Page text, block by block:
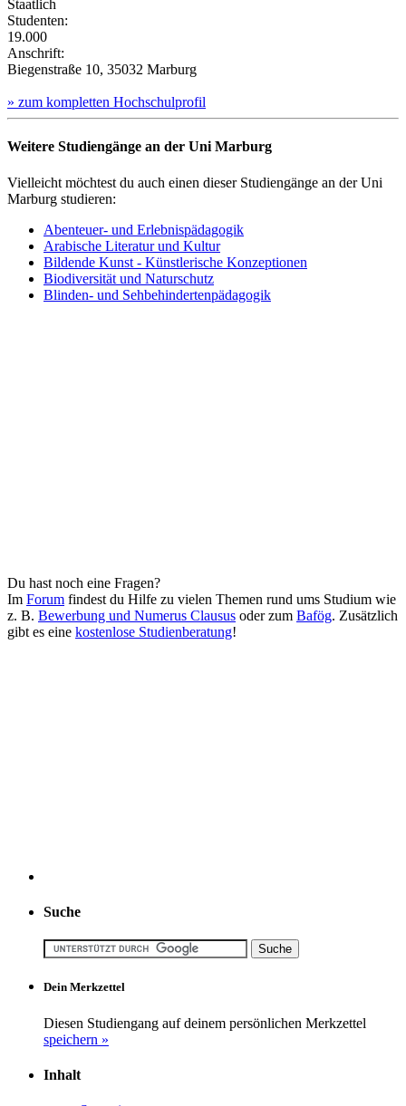
Staatlich
Studenten:
19.000
Anschrift:
Biegenstraße 10, 35032 Marburg
» zum kompletten Hochschulprofil
Weitere Studiengänge an der Uni Marburg
Vielleicht möchtest du auch einen dieser Studiengänge an der Uni
Marburg studieren:
Abenteuer- und Erlebnispädagogik
Arabische Literatur und Kultur
Bildende Kunst - Künstlerische Konzeptionen
Biodiversität und Naturschutz
Blinden- und Sehbehindertenpädagogik
Du hast noch eine Fragen?
Im Forum findest du Hilfe zu vielen Themen rund ums Studium wie
z. B. Bewerbung und Numerus Clausus oder zum Bafög. Zusätzlich
gibt es eine kostenlose Studienberatung!
Suche
Dein Merkzettel
Diesen Studiengang auf deinem persönlichen Merkzettel
speichern »
Inhalt